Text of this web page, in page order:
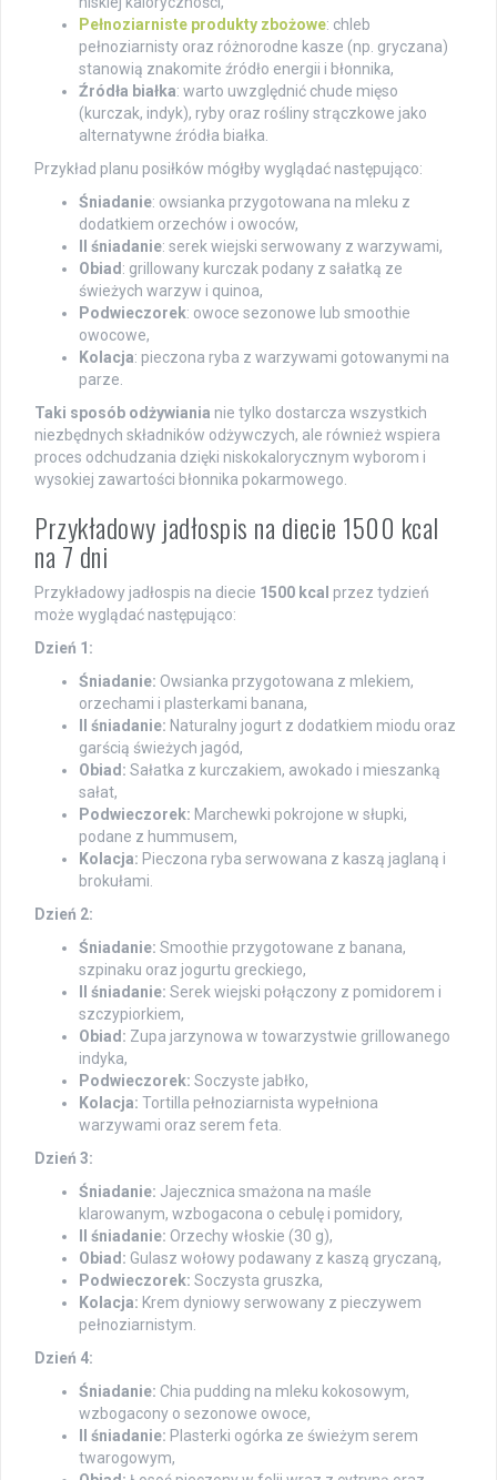
Pełnoziarniste produkty zbożowe: chleb
pełnoziarnisty oraz różnorodne kasze (np. gryczana)
stanowią znakomite źródło energii i błonnika,
Źródła białka: warto uwzględnić chude mięso
(kurczak, indyk), ryby oraz rośliny strączkowe jako
alternatywne źródła białka.
Przykład planu posiłków mógłby wyglądać następująco:
Śniadanie: owsianka przygotowana na mleku z
dodatkiem orzechów i owoców,
II śniadanie: serek wiejski serwowany z warzywami,
Obiad : grillowany kurczak podany z sałatką ze
świeżych warzyw i quinoa,
Podwieczorek: owoce sezonowe lub smoothie
owocowe,
Kolacja: pieczona ryba z warzywami gotowanymi na
parze.
Taki sposób odżywiania nie tylko dostarcza wszystkich
niezbędnych składników odżywczych, ale również wspiera
proces odchudzania dzięki niskokalorycznym wyborom i
wysokiej zawartości błonnika pokarmowego.
Przykładowy jadłospis na diecie 1500 kcal
na 7 dni
Przykładowy jadłospis na diecie 1500 kcal przez tydzień
może wyglądać następująco:
Dzień 1:
Śniadanie: Owsianka przygotowana z mlekiem,
orzechami i plasterkami banana,
II śniadanie: Naturalny jogurt z dodatkiem miodu oraz
garścią świeżych jagód,
Obiad: Sałatka z kurczakiem, awokado i mieszanką
sałat,
Podwieczorek: Marchewki pokrojone w słupki,
podane z hummusem,
Kolacja: Pieczona ryba serwowana z kaszą jaglaną i
brokułami.
Dzień 2:
Śniadanie: Smoothie przygotowane z banana,
szpinaku oraz jogurtu greckiego,
II śniadanie: Serek wiejski połączony z pomidorem i
szczypiorkiem,
Obiad: Zupa jarzynowa w towarzystwie grillowanego
indyka,
Podwieczorek: Soczyste jabłko,
Kolacja: Tortilla pełnoziarnista wypełniona
warzywami oraz serem feta.
Dzień 3:
Śniadanie: Jajecznica smażona na maśle
klarowanym, wzbogacona o cebulę i pomidory,
II śniadanie: Orzechy włoskie (30 g),
Obiad: Gulasz wołowy podawany z kaszą gryczaną,
Podwieczorek: Soczysta gruszka,
Kolacja: Krem dyniowy serwowany z pieczywem
pełnoziarnistym.
Dzień 4:
Śniadanie: Chia pudding na mleku kokosowym,
wzbogacony o sezonowe owoce,
II śniadanie: Plasterki ogórka ze świeżym serem
twarogowym,